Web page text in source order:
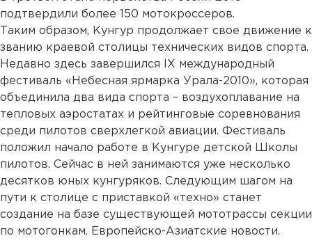
подтвердили более 150 мотокроссеров.
Таким образом, Кунгур продолжает свое движение к
званию краевой столицы технических видов спорта.
Недавно здесь завершился IX международный
фестиваль «Небесная ярмарка Урала-2010», которая
объединила два вида спорта – воздухоплавание на
тепловых аэростатах и рейтинговые соревнования
среди пилотов сверхлегкой авиации. Фестиваль
положил начало работе в Кунгуре детской Школы
пилотов. Сейчас в ней занимаются уже несколько
десятков юных кунгуряков. Следующим шагом на
пути к столице с приставкой «техно» станет
создание на базе существующей мототрассы секции
по мотогонкам. Европейско-Азиатские новости.